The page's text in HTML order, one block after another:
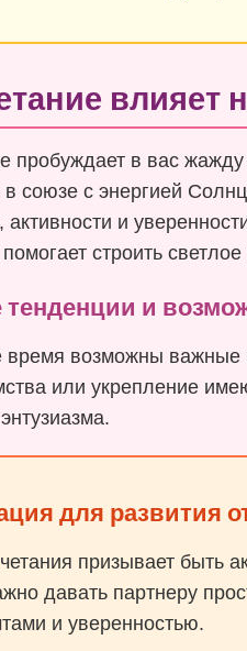
пробуждает в вас
союзе с энергией
активности и
строить
и
возможны важные
или укрепление
для развития
призывает быть
давать партнеру
и уверенностью.